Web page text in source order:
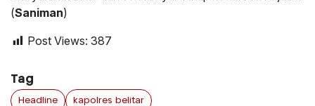
(Saniman)
Post Views: 387
Tag
Headline kapolres belitar